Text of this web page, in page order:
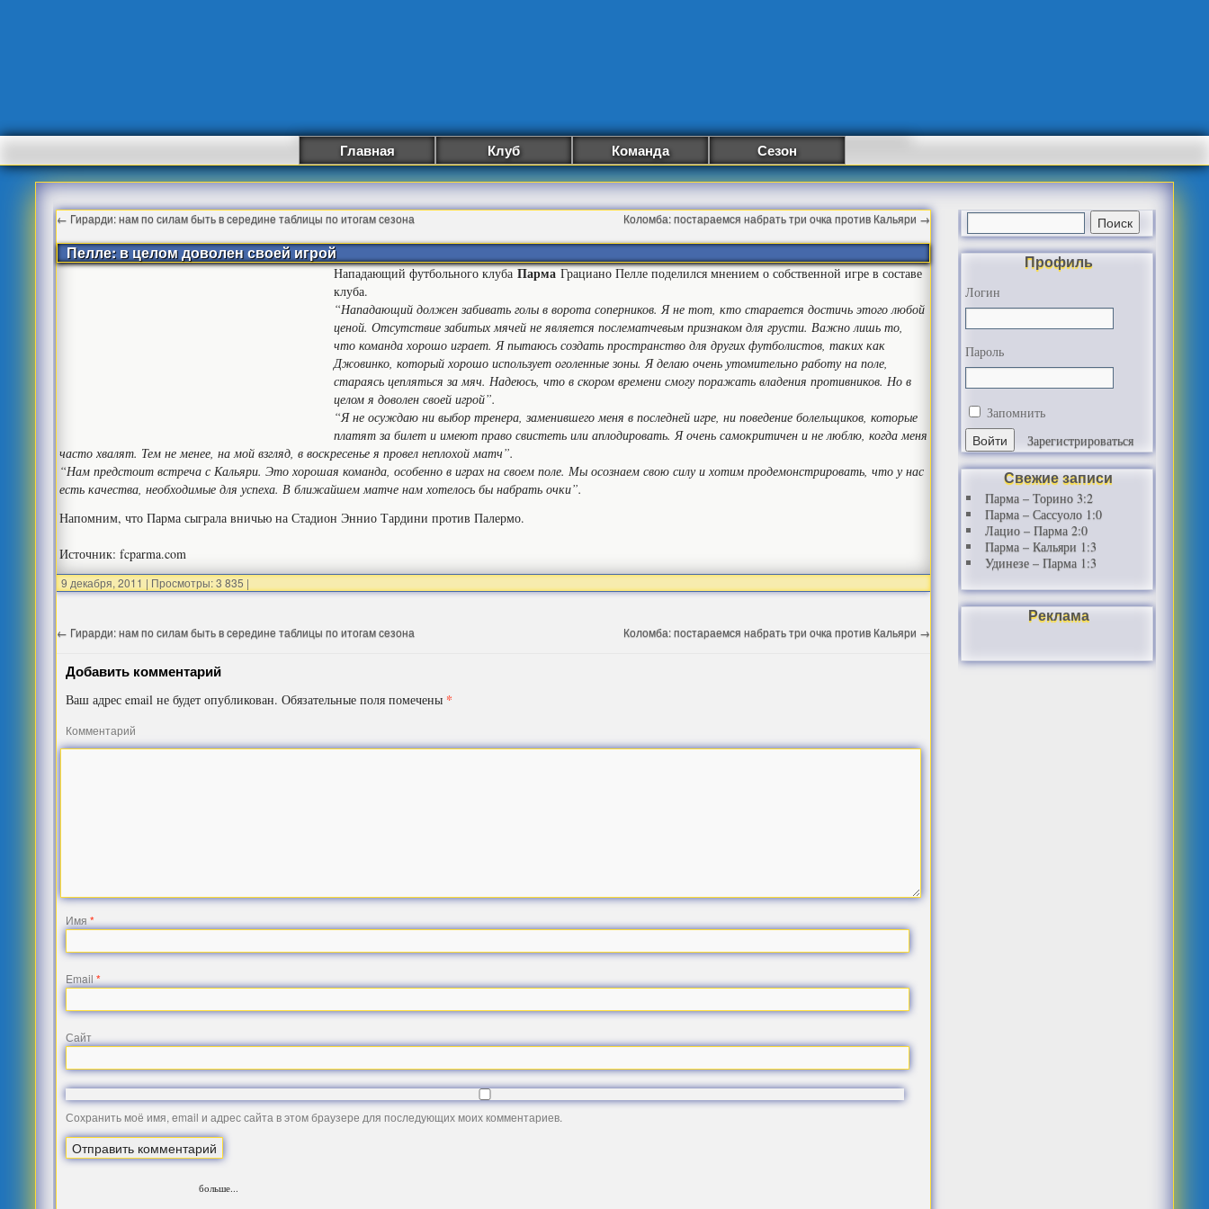
Главная Клуб Команда Сезон
← Гирарди: нам по силам быть в середине таблицы по итогам сезона Коломба: постараемся набрать три очка против Кальяри →
Пелле: в целом доволен своей игрой
Нападающий футбольного клубаПармаГрациано Пелле поделился мнением о собственной игре в составе
клуба.
“Нападающий должен забивать голы в ворота соперников. Я не тот, кто старается достичь этого любой
ценой. Отсутствие забитых мячей не является послематчевым признаком для грусти. Важно лишь то,
что команда хорошо играет. Я пытаюсь создать пространство для других футболистов, таких как
Джовинко, который хорошо использует оголенные зоны. Я делаю очень утомительно работу на поле,
стараясь цепляться за мяч. Надеюсь, что в скором времени смогу поражать владения противников. Но в
целом я доволен своей игрой”.
“Я не осуждаю ни выбор тренера, заменившего меня в последней игре, ни поведение болельщиков, которые
платят за билет и имеют право свистеть или аплодировать. Я очень самокритичен и не люблю, когда меня
часто хвалят. Тем не менее, на мой взгляд, в воскресенье я провел неплохой матч”.
“Нам предстоит встреча с Кальяри. Это хорошая команда, особенно в играх на своем поле. Мы осознаем свою силу и хотим продемонстрировать, что у нас
есть качества, необходимые для успеха. В ближайшем матче нам хотелось бы набрать очки”.
Напомним, что Парма сыграла вничью на Стадион Эннио Тардини против Палермо.
Источник: fcparma.com
9 декабря, 2011 | Просмотры: 3 835 |
← Гирарди: нам по силам быть в середине таблицы по итогам сезона Коломба: постараемся набрать три очка против Кальяри →
Добавить комментарий
Ваш адрес email не будет опубликован. Обязательные поля помечены *
Комментарий
Имя*
Email*
Сайт
Сохранить моё имя, email и адрес сайта в этом браузере для последующих моих комментариев.
больше...
Профиль
Логин
Пароль
Запомнить
Зарегистрироваться
Свежие записи
Парма – Торино 3:2
Парма – Сассуоло 1:0
Лацио – Парма 2:0
Парма – Кальяри 1:3
Удинезе – Парма 1:3
Реклама